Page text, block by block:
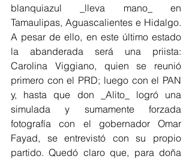
blanquiazul _lleva mano_ en
Tamaulipas, Aguascalientes e Hidalgo.
A pesar de ello, en este último estado
la abanderada será una priista:
Carolina Viggiano, quien se reunió
primero con el PRD; luego con el PAN
y, hasta que don _Alito_ logró una
simulada y sumamente forzada
fotografía con el gobernador Omar
Fayad, se entrevistó con su propio
partido. Quedó claro que, para doña